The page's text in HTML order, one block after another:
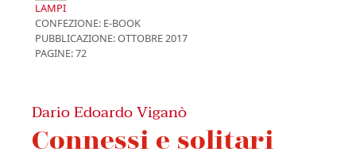
LAMPI
CONFEZIONE: E-BOOK
PUBBLICAZIONE:OTTOBRE 2017
PAGINE: 72
Dario Edoardo Viganò
Connessi e solitari